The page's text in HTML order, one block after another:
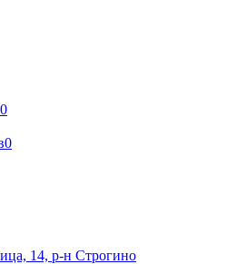
0
0
14, р-н Строгино